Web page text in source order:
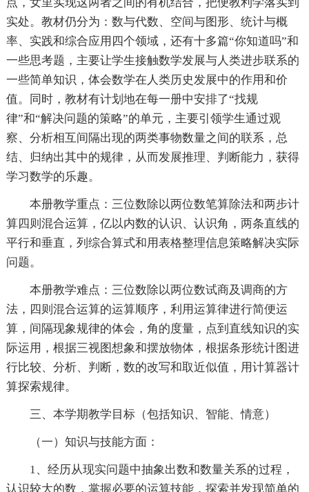
点，女里实现这两者之间的有机结合，把便教利学落实到
实处。教材仍分为：数与代数、空间与图形、统计与概
率、实践和综合应用四个领域，还有十多篇“你知道吗”和
一些思考题，主要让学生接触数学发展与人类进步联系的
一些简单知识，体会数学在人类历史发展中的作用和价
值。同时，教材有计划地在每一册中安排了“找规
律”和“解决问题的策略”的单元，主要引领学生通过观
察、分析相互间隔出现的两类事物数量之间的联系，总
结、归纳出其中的规律，从而发展推理、判断能力，获得
学习数学的乐趣。
本册教学重点：三位数除以两位数笔算除法和两步计
算四则混合运算，亿以内数的认识、认识角，两条直线的
平行和垂直，列综合算式和用表格整理信息策略解决实际
问题。
本册教学难点：三位数除以两位数试商及调商的方
法，四则混合运算的运算顺序，利用运算律进行简便运
算，间隔现象规律的体会，角的度量，点到直线知识的实
际运用，根据三视图想象和摆放物体，根据条形统计图进
行比较、分析、判断，数的改写和取近似值，用计算器计
算探索规律。
三、本学期教学目标（包括知识、智能、情意）
（一）知识与技能方面：
1、经历从现实问题中抽象出数和数量关系的过程，
认识较大的数，掌握必要的运算技能，探索并发现简单的